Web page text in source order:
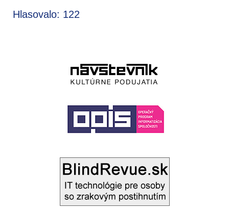
Hlasovalo: 122